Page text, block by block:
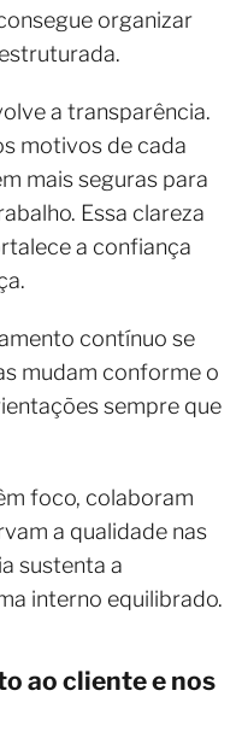
organizar
a transparência.
motivos de cada
mais seguras para
Essa clareza
a confiança
contínuo se
mudam conforme o
sempre que
foco, colaboram
a qualidade nas
sustenta a
interno equilibrado.
ao cliente e nos